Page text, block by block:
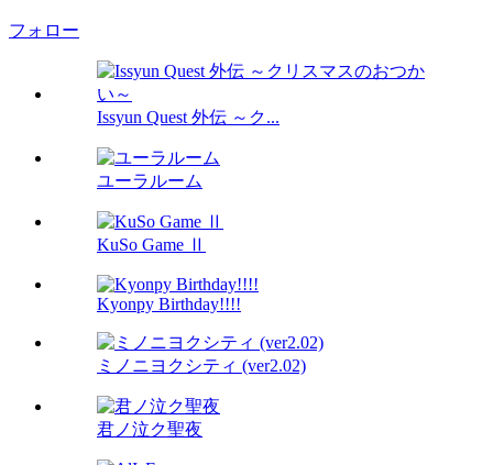
フォロー
Issyun Quest 外伝 ～ク...
ユーラルーム
KuSo Game Ⅱ
Kyonpy Birthday!!!!
ミノニヨクシティ (ver2.02)
君ノ泣ク聖夜